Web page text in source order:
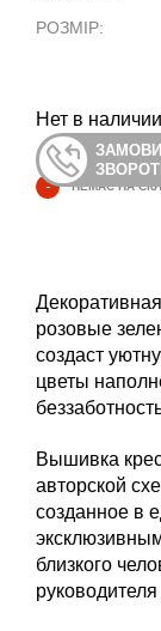
РОЗМІР:
Нет в наличии
- НЕМАЄ НА
розовые
создаст
цветы
Вышивка
авторской
созданное в
близкого